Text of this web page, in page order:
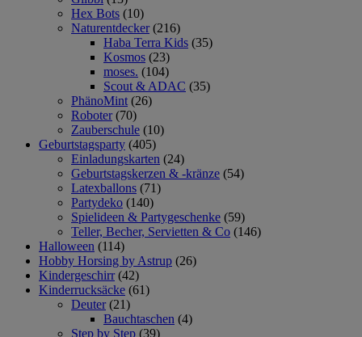
Hex Bots (10)
Naturentdecker (216)
Haba Terra Kids (35)
Kosmos (23)
moses. (104)
Scout & ADAC (35)
PhänoMint (26)
Roboter (70)
Zauberschule (10)
Geburtstagsparty (405)
Einladungskarten (24)
Geburtstagskerzen & -kränze (54)
Latexballons (71)
Partydeko (140)
Spielideen & Partygeschenke (59)
Teller, Becher, Servietten & Co (146)
Halloween (114)
Hobby Horsing by Astrup (26)
Kindergeschirr (42)
Kinderrucksäcke (61)
Deuter (21)
Bauchtaschen (4)
Step by Step (39)